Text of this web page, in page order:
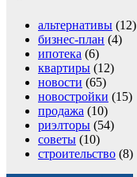
альтернативы (12)
бизнес-план (4)
ипотека (6)
квартиры (12)
новости (65)
новостройки (15)
продажа (10)
риэлторы (54)
советы (10)
строительство (8)